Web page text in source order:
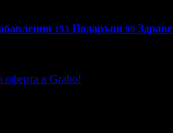
153 Подаръци 99 Здраве
оферта в Grabo!